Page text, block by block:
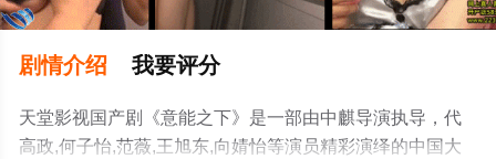
剧情介绍 我要评分
天堂影视国产剧《意能之下》是一部由中麒导演执导，代
高政,何子怡,范薇,王旭东,向婧怡等演员精彩演绎的中国大